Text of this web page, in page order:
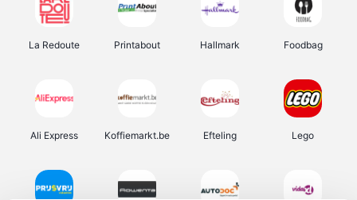
La Redoute Printabout Hallmark Foodbag
Ali Express Koffiemarkt.be Efteling Lego